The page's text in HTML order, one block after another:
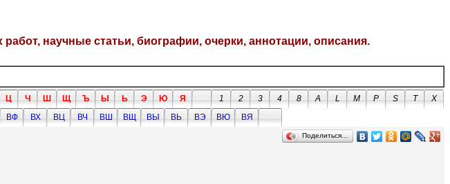
научные статьи, биографии, очерки, аннотации, описания.
Ц Ч Ш Щ Ъ Ы Ь Э Ю Я 1 2 3 4 8 A L M P S T
X
ВФ ВХ ВЦ ВЧ ВШ ВЩ ВЫ ВЬ ВЭ ВЮ
ВЯ
Поделиться…